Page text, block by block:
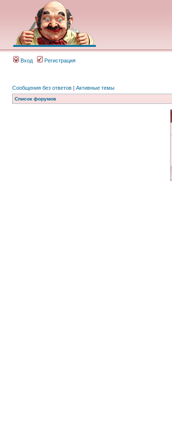
Вход Регистрация
Сообщения без ответов | Активные темы
Список форумов